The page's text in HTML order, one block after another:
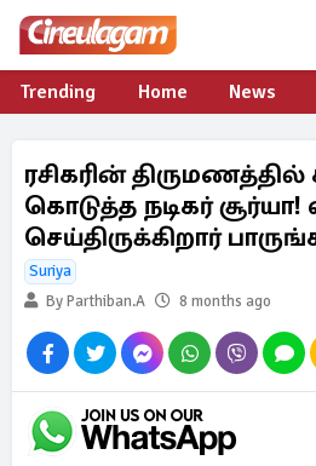
Trending Home News
ரசிகரின்
கொடுத்த நடிகர்
செய்திருக்கிறார்
Suriya
By Parthiban.A
8 months ago